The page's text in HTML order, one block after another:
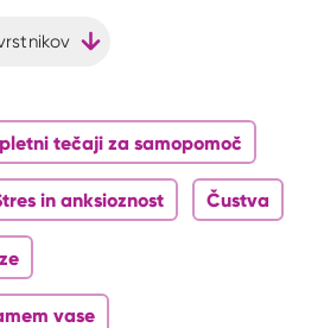
tečaji za samopomoč
in anksioznost Čustva
vase